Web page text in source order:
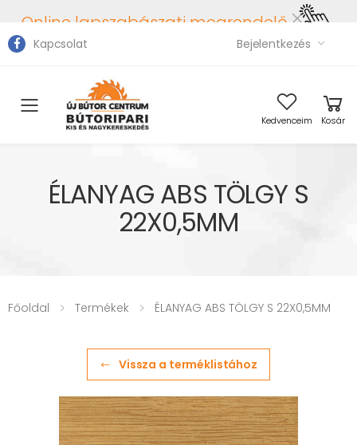
Online lapszabászati megrendelő
Kapcsolat Bejelentkezés
Toggle mobile menu Kedvenceim Kosár
ÉLANYAG ABS TÖLGY S
22X0,5MM
Főoldal Termékek ÉLANYAG ABS TÖLGY S 22X0,5MM
Vissza a terméklistához